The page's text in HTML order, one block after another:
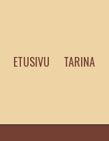
ETUSIVU
TARINA